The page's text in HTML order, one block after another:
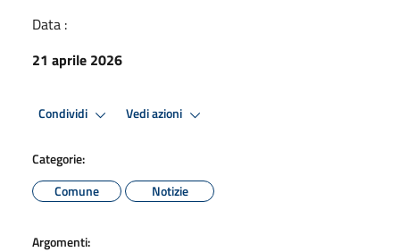
Data :
21 aprile 2026
Condividi Vedi azioni
Categorie:
Comune
Notizie
Argomenti: